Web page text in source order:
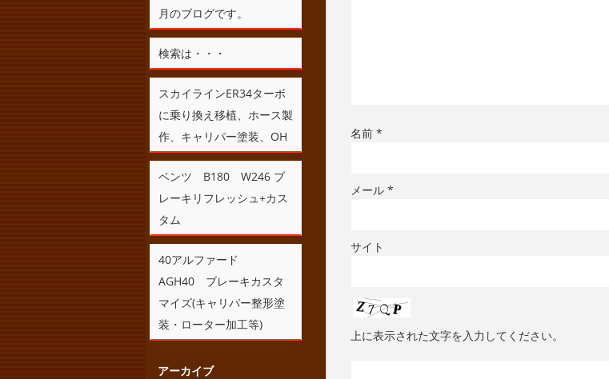
名前 *
メール *
サイト
上に表示された文字を入力してください。
月のブログです。
検索は・・・
スカイラインER34ターボ
に乗り換え移植、ホース製
作、キャリパー塗装、OH
ベンツ B180 W246 ブ
レーキリフレッシュ+カス
タム
40アルファード
AGH40 ブレーキカスタ
マイズ(キャリパー整形塗
装・ローター加工等)
アーカイブ